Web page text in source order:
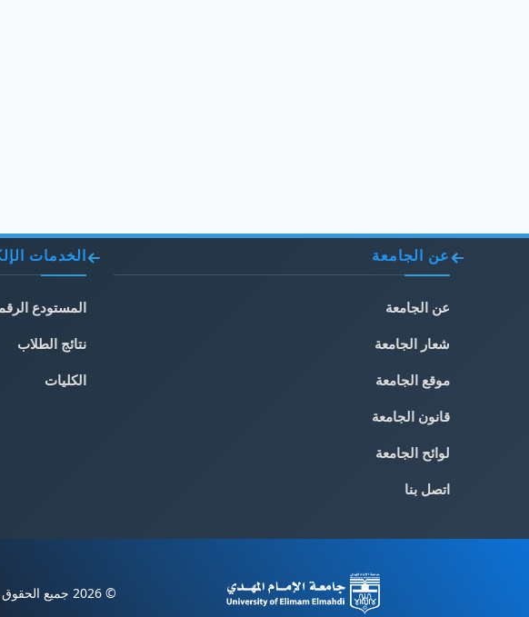
عن الجامعة
عن الجامعة
شعار الجامعة
موقع الجامعة
قانون الجامعة
لوائح الجامعة
اتصل بنا
الخدمات
المستودع
نتائج الطلاب
الكليات
© 2026 جميع الحقوق محفوظة - جامعة الإمام المهدي